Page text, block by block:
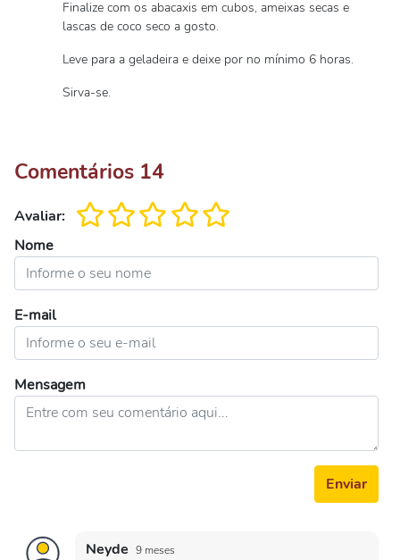
Finalize com os abacaxis em cubos, ameixas secas e
lascas de coco seco a gosto.
Leve para a geladeira e deixe por no mínimo 6 horas.
Sirva-se.
Comentários 14
Avaliar:
Nome
E-mail
Mensagem
Enviar
Neyde 9 meses